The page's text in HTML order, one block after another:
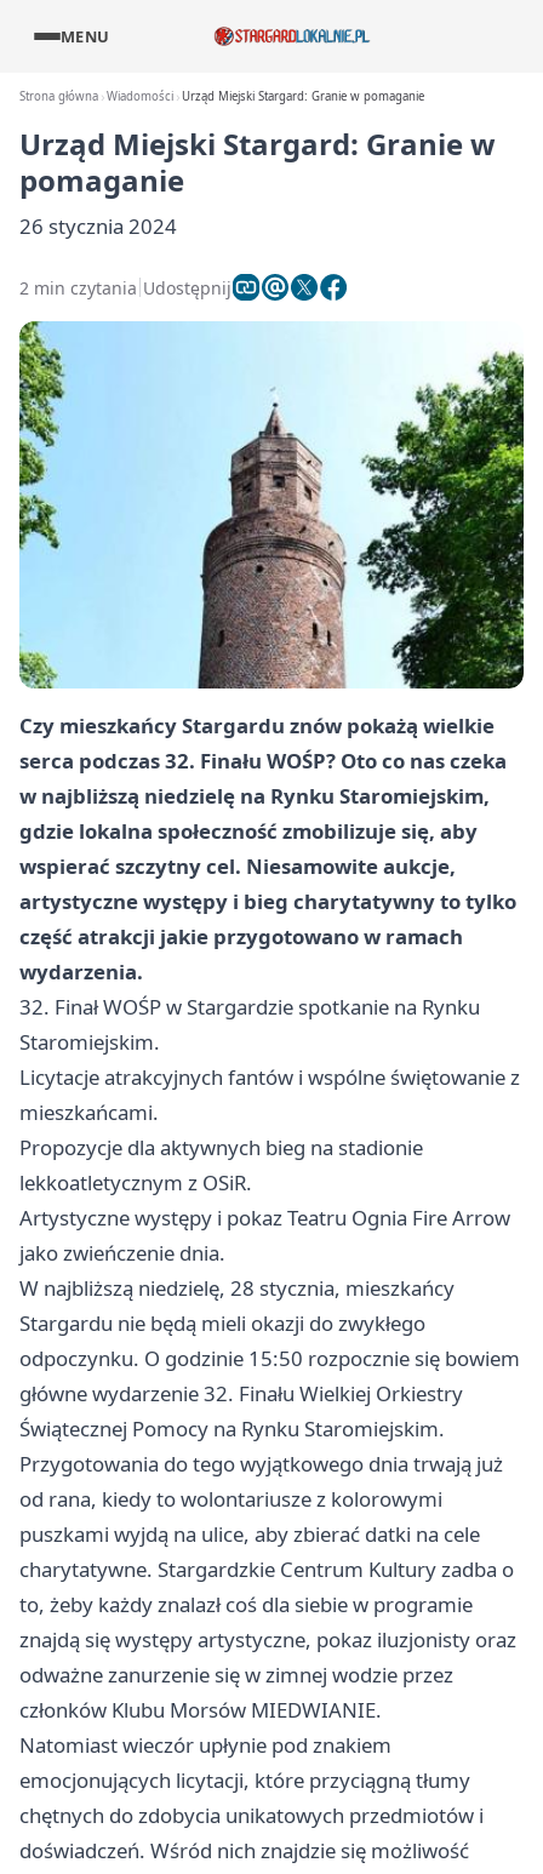
MENU
Strona główna Wiadomości Urząd Miejski Stargard: Granie w pomaganie
Urząd Miejski Stargard: Granie w
pomaganie
26 stycznia 2024
2 min czytania Udostępnij
Czy mieszkańcy Stargardu znów pokażą wielkie
serca podczas 32. Finału WOŚP? Oto co nas czeka
w najbliższą niedzielę na Rynku Staromiejskim,
gdzie lokalna społeczność zmobilizuje się, aby
wspierać szczytny cel. Niesamowite aukcje,
artystyczne występy i bieg charytatywny to tylko
część atrakcji jakie przygotowano w ramach
wydarzenia.
32. Finał WOŚP w Stargardzie spotkanie na Rynku
Staromiejskim.
Licytacje atrakcyjnych fantów i wspólne świętowanie z
mieszkańcami.
Propozycje dla aktywnych bieg na stadionie
lekkoatletycznym z OSiR.
Artystyczne występy i pokaz Teatru Ognia Fire Arrow
jako zwieńczenie dnia.
W najbliższą niedzielę, 28 stycznia, mieszkańcy
Stargardu nie będą mieli okazji do zwykłego
odpoczynku. O godzinie 15:50 rozpocznie się bowiem
główne wydarzenie 32. Finału Wielkiej Orkiestry
Świątecznej Pomocy na Rynku Staromiejskim.
Przygotowania do tego wyjątkowego dnia trwają już
od rana, kiedy to wolontariusze z kolorowymi
puszkami wyjdą na ulice, aby zbierać datki na cele
charytatywne. Stargardzkie Centrum Kultury zadba o
to, żeby każdy znalazł coś dla siebie w programie
znajdą się występy artystyczne, pokaz iluzjonisty oraz
odważne zanurzenie się w zimnej wodzie przez
członków Klubu Morsów MIEDWIANIE.
Natomiast wieczór upłynie pod znakiem
emocjonujących licytacji, które przyciągną tłumy
chętnych do zdobycia unikatowych przedmiotów i
doświadczeń. Wśród nich znajdzie się możliwość